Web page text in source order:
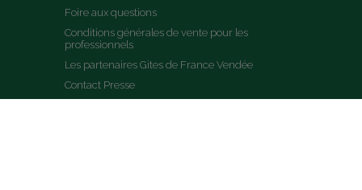
Foire aux questions
Conditions générales de vente pour les
professionnels
Les partenaires Gites de France Vendée
Contact Presse